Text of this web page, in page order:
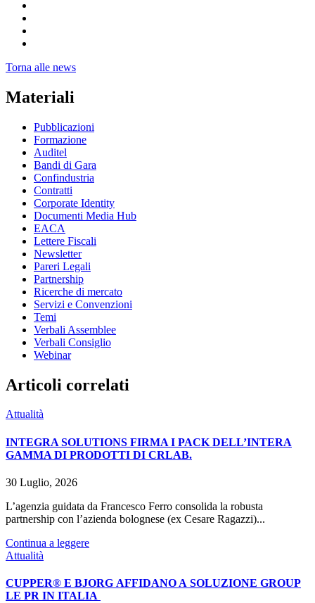
Torna alle news
Materiali
Pubblicazioni
Formazione
Auditel
Bandi di Gara
Confindustria
Contratti
Corporate Identity
Documenti Media Hub
EACA
Lettere Fiscali
Newsletter
Pareri Legali
Partnership
Ricerche di mercato
Servizi e Convenzioni
Temi
Verbali Assemblee
Verbali Consiglio
Webinar
Articoli correlati
Attualità
INTEGRA SOLUTIONS FIRMA I PACK DELL’INTERA
GAMMA DI PRODOTTI DI CRLAB.
30 Luglio, 2026
L’agenzia guidata da Francesco Ferro consolida la robusta
partnership con l’azienda bolognese (ex Cesare Ragazzi)...
Continua a leggere
Attualità
CUPPER® E BJORG AFFIDANO A SOLUZIONE GROUP
LE PR IN ITALIA